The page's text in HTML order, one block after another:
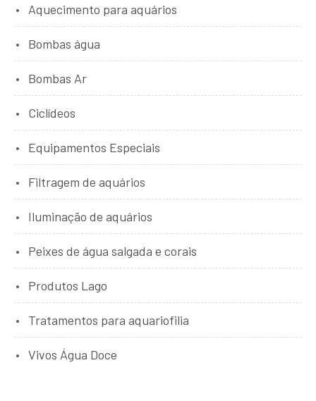
Aquecimento para aquários
Bombas água
Bombas Ar
Ciclídeos
Equipamentos Especiais
Filtragem de aquários
Iluminação de aquários
Peixes de água salgada e corais
Produtos Lago
Tratamentos para aquariofilia
Vivos Água Doce